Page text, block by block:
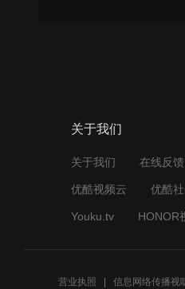
关于我们
关于我们 在线反馈
优酷视频云 优酷
Youku.tv HONOR
营业执照 信息网络传播视